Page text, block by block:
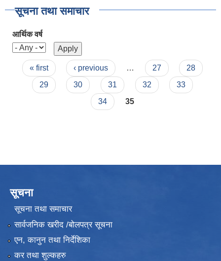
सूचना तथा समाचार
आर्थिक वर्ष
Pages
« first ‹ previous … 27
28
29
30 31 32
33
34
35
सूचना
सूचना तथा समाचार
सार्वजनिक खरीद /बोलपत्र सूचना
एन, कानुन तथा निर्देशिका
कर तथा शुल्कहरु